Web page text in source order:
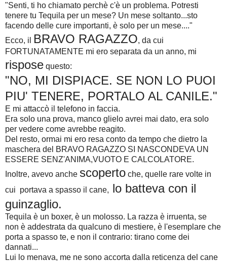
"Senti, ti ho chiamato perchè c'è un problema. Potresti
tenere tu Tequila per un mese? Un mese soltanto...sto
facendo delle cure importanti, è solo per un mese...."
Ecco, il
BRAVO RAGAZZO, da cui
FORTUNATAMENTE mi ero separata da un anno, mi
rispose questo:
"NO, MI DISPIACE. SE NON LO PUOI
PIU' TENERE, PORTALO AL CANILE."
E mi attaccò il telefono in faccia.
Era solo una prova, manco glielo avrei mai dato, era solo
per vedere come avrebbe reagito.
Del resto, ormai mi ero resa conto da tempo che dietro la
maschera del BRAVO RAGAZZO SI NASCONDEVA UN
ESSERE SENZ'ANIMA,VUOTO E CALCOLATORE.
Inoltre, avevo anche scoperto che, quelle rare volte in
cui portava a spasso il cane, lo batteva con il
guinzaglio.
Tequila è un boxer, è un molosso. La razza è irruenta, se
non è addestrata da qualcuno di mestiere, è l'esemplare che
porta a spasso te, e non il contrario: tirano come dei
dannati...
Lui lo menava, me ne sono accorta dalla reticenza del cane